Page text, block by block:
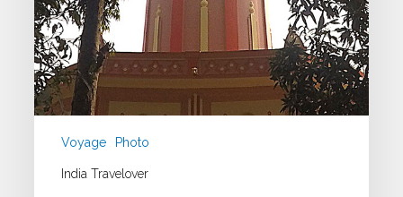
Voyage Photo
India Travelover